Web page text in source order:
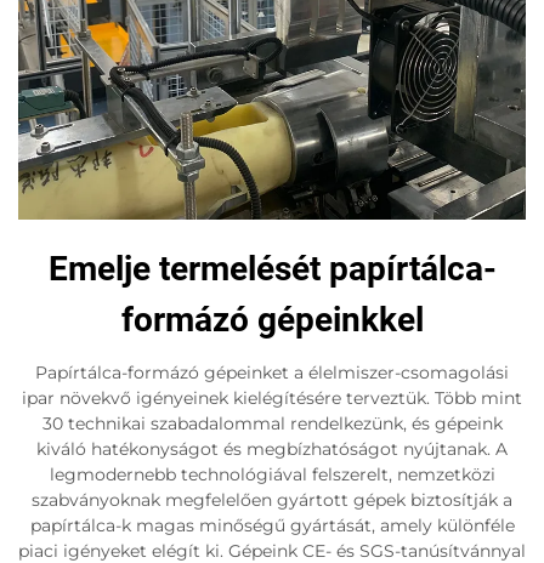
Emelje termelését papírtálca-
formázó gépeinkkel
Papírtálca-formázó gépeinket a élelmiszer-csomagolási
ipar növekvő igényeinek kielégítésére terveztük. Több mint
30 technikai szabadalommal rendelkezünk, és gépeink
kiváló hatékonyságot és megbízhatóságot nyújtanak. A
legmodernebb technológiával felszerelt, nemzetközi
szabványoknak megfelelően gyártott gépek biztosítják a
papírtálca-k magas minőségű gyártását, amely különféle
piaci igényeket elégít ki. Gépeink CE- és SGS-tanúsítvánnyal